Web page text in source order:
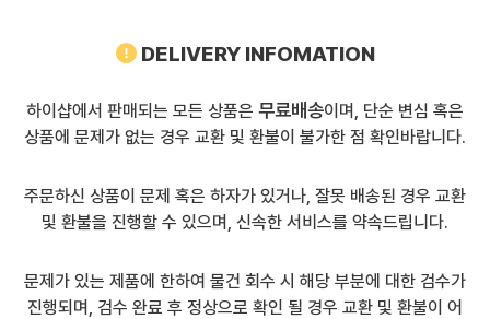
DELIVERY INFOMATION
하이샵에서 판매되는 모든 상품은 무료배송이며, 단순 변심 혹은
상품에 문제가 없는 경우 교환 및 환불이 불가한 점 확인바랍니다.
주문하신 상품이 문제 혹은 하자가 있거나, 잘못 배송된 경우 교환
및 환불을 진행할 수 있으며, 신속한 서비스를 약속드립니다.
문제가 있는 제품에 한하여 물건 회수 시 해당 부분에 대한 검수가
진행되며, 검수 완료 후 정상으로 확인 될 경우 교환 및 환불이 어